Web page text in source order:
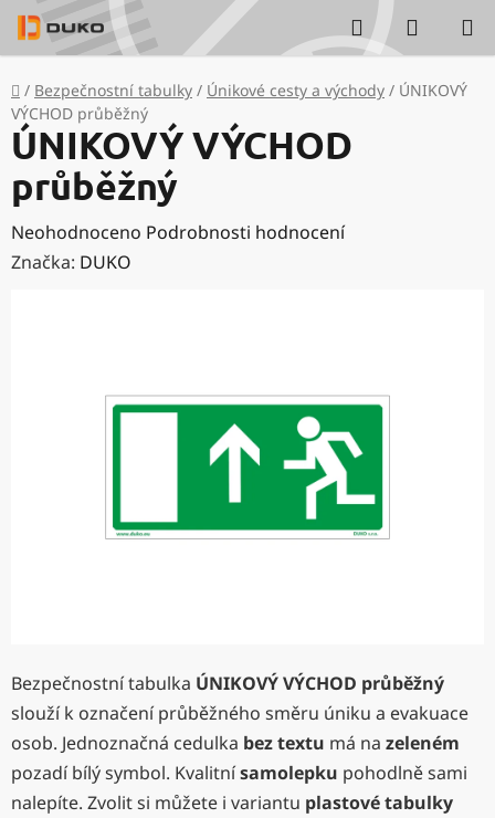
Přejít
na
obsah
Hledat
KOŠÍK
Domů
/ Bezpečnostní tabulky / Únikové cesty a východy / ÚNIKOVÝ
VÝCHOD průběžný
Bezpečnostní tabulka ÚNIKOVÝ VÝCHOD průběžný
slouží k označení průběžného směru úniku a evakuace
osob. Jednoznačná cedulka bez textu má na zeleném
pozadí bílý symbol. Kvalitnísamolepku pohodlně sami
nalepíte. Zvolit si můžete i variantu plastové tabulky
ÚNIKOVÝ VÝCHOD
průběžný
Průměrné
hodnocení
Neohodnoceno Podrobnosti hodnocení
Značka: DUKO